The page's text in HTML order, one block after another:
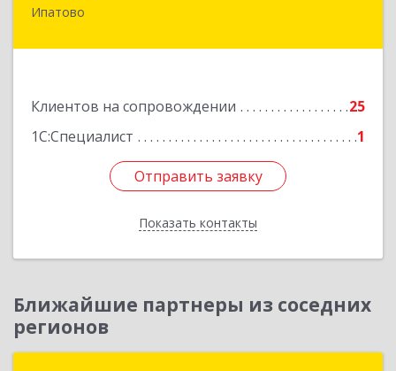
Ипатово
Клиентов на сопровождении
25
1С:Специалист
1
Отправить заявку
Показать контакты
Подробнее
Отправить заявку
Назад
Ближайшие партнеры из соседних
регионов